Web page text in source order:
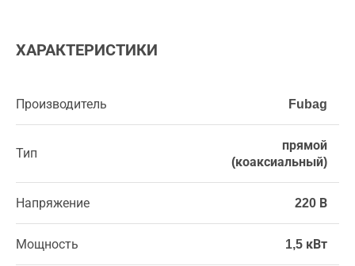
ХАРАКТЕРИСТИКИ
Производитель Fubag
Тип
прямой
(коаксиальный)
Напряжение 220 В
Мощность 1,5 кВт